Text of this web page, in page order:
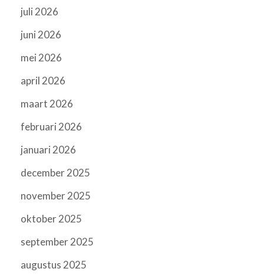
juli 2026
juni 2026
mei 2026
april 2026
maart 2026
februari 2026
januari 2026
december 2025
november 2025
oktober 2025
september 2025
augustus 2025